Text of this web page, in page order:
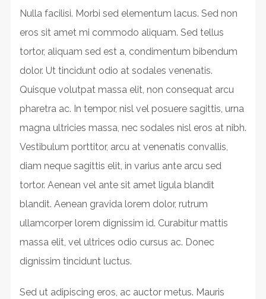
Nulla facilisi. Morbi sed elementum lacus. Sed non
eros sit amet mi commodo aliquam. Sed tellus
tortor, aliquam sed est a, condimentum bibendum
dolor. Ut tincidunt odio at sodales venenatis.
Quisque volutpat massa elit, non consequat arcu
pharetra ac. In tempor, nisl vel posuere sagittis, urna
magna ultricies massa, nec sodales nisl eros at nibh.
Vestibulum porttitor, arcu at venenatis convallis,
diam neque sagittis elit, in varius ante arcu sed
tortor. Aenean vel ante sit amet ligula blandit
blandit. Aenean gravida lorem dolor, rutrum
ullamcorper lorem dignissim id. Curabitur mattis
massa elit, vel ultrices odio cursus ac. Donec
dignissim tincidunt luctus.
Sed ut adipiscing eros, ac auctor metus. Mauris